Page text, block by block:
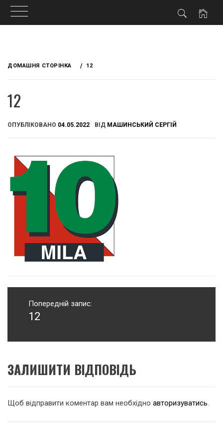
ДОМАШНЯ СТОРІНКА 12
12
ОПУБЛІКОВАНО 04.05.2022 ВІД МАШИНСЬКИЙ СЕРГІЙ
Навігація
записів
Попередній запис:
Попередній
12
ЗАЛИШИТИ ВІДПОВІДЬ
Щоб відправити коментар вам необхідно авторизуватись.